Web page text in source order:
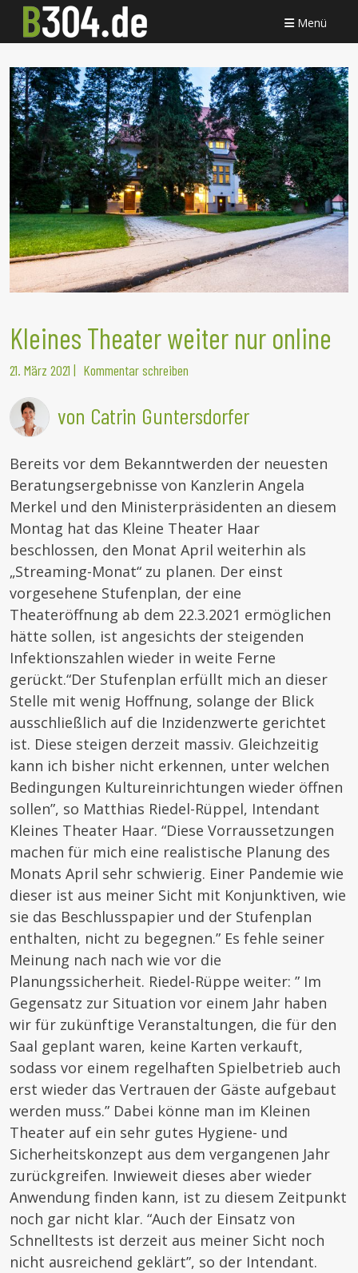
Menü
Kleines Theater weiter nur online
21. März 2021 | Kommentar schreiben
von Catrin Guntersdorfer
Bereits vor dem Bekanntwerden der neuesten
Beratungsergebnisse von Kanzlerin Angela
Merkel und den Ministerpräsidenten an diesem
Montag hat das Kleine Theater Haar
beschlossen, den Monat April weiterhin als
„Streaming-Monat“ zu planen. Der einst
vorgesehene Stufenplan, der eine
Theateröffnung ab dem 22.3.2021 ermöglichen
hätte sollen, ist angesichts der steigenden
Infektionszahlen wieder in weite Ferne
gerückt.“Der Stufenplan erfüllt mich an dieser
Stelle mit wenig Hoffnung, solange der Blick
ausschließlich auf die Inzidenzwerte gerichtet
ist. Diese steigen derzeit massiv. Gleichzeitig
kann ich bisher nicht erkennen, unter welchen
Bedingungen Kultureinrichtungen wieder öffnen
sollen”, so Matthias Riedel-Rüppel, Intendant
Kleines Theater Haar. “Diese Vorraussetzungen
machen für mich eine realistische Planung des
Monats April sehr schwierig. Einer Pandemie wie
dieser ist aus meiner Sicht mit Konjunktiven, wie
sie das Beschlusspapier und der Stufenplan
enthalten, nicht zu begegnen.” Es fehle seiner
Meinung nach nach wie vor die
Planungssicherheit. Riedel-Rüppe weiter: ” Im
Gegensatz zur Situation vor einem Jahr haben
wir für zukünftige Veranstaltungen, die für den
Saal geplant waren, keine Karten verkauft,
sodass vor einem regelhaften Spielbetrieb auch
erst wieder das Vertrauen der Gäste aufgebaut
werden muss.” Dabei könne man im Kleinen
Theater auf ein sehr gutes Hygiene- und
Sicherheitskonzept aus dem vergangenen Jahr
zurückgreifen. Inwieweit dieses aber wieder
Anwendung finden kann, ist zu diesem Zeitpunkt
noch gar nicht klar. “Auch der Einsatz von
Schnelltests ist derzeit aus meiner Sicht noch
nicht ausreichend geklärt”, so der Intendant.